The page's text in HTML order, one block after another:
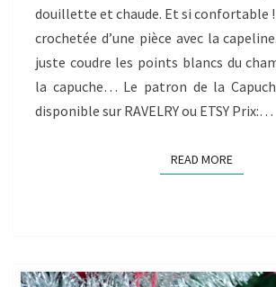
douillette et chaude. Et si confortable !
crochetée d’une pièce avec la
juste coudre les points blancs du
la capuche… Le patron de la
disponible sur RAVELRY ou ETSY Prix:…
READ MOREREAD